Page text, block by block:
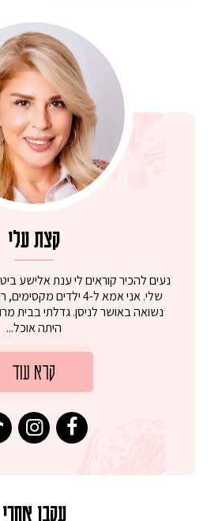
קצת עלי
נעים להכיר קוראים לי ענת אלישע
שלי. אני אמא ל-4 ילדים
נשואה באושר לניסן. גדלתי בבית
היתה אוכל...
קרא עוד
עקבו אחרי